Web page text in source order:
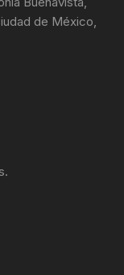
de México,